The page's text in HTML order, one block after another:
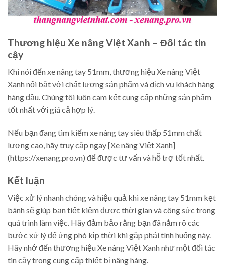
Thương hiệu Xe nâng Việt Xanh – Đối tác tin
cậy
Khi nói đến xe nâng tay 51mm, thương hiệu Xe nâng Việt
Xanh nổi bật với chất lượng sản phẩm và dịch vụ khách hàng
hàng đầu. Chúng tôi luôn cam kết cung cấp những sản phẩm
tốt nhất với giá cả hợp lý.
Nếu bạn đang tìm kiếm xe nâng tay siêu thấp 51mm chất
lượng cao, hãy truy cập ngay [Xe nâng Việt Xanh]
(https://xenang.pro.vn) để được tư vấn và hỗ trợ tốt nhất.
Kết luận
Việc xử lý nhanh chóng và hiệu quả khi xe nâng tay 51mm kẹt
bánh sẽ giúp bạn tiết kiệm được thời gian và công sức trong
quá trình làm việc. Hãy đảm bảo rằng bạn đã nắm rõ các
bước xử lý để ứng phó kịp thời khi gặp phải tình huống này.
Hãy nhớ đến thương hiệu Xe nâng Việt Xanh như một đối tác
tin cậy trong cung cấp thiết bị nâng hàng.